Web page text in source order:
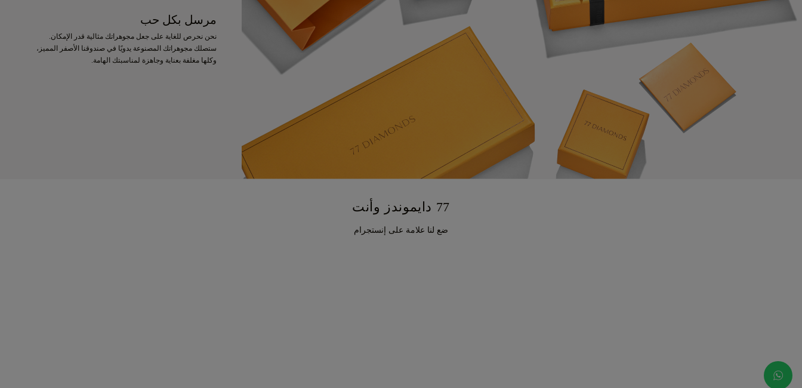
مرسل بكل حب
نحن نحرص للغاية على جعل مجوهراتك مثالية قدر الإمكان.
ستصلك مجوهراتك المصنوعة يدويًا في صندوقنا الأصفر المميز،
وكلها مغلفة بعناية وجاهزة لمناسبتك الهامة.
77 دايموندز وأنت
ضع لنا علامة على إنستجرام